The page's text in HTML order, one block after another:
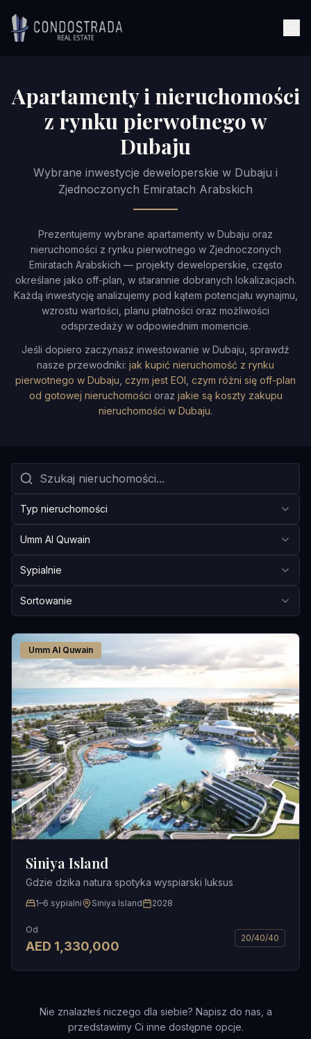
Apartamenty i nieruchomości
z rynku pierwotnego w
Dubaju
Wybrane inwestycje deweloperskie w Dubaju i
Zjednoczonych Emiratach Arabskich
Prezentujemy wybrane apartamenty w Dubaju oraz
nieruchomości z rynku pierwotnego w Zjednoczonych
Emiratach Arabskich — projekty deweloperskie, często
określane jako off-plan, w starannie dobranych lokalizacjach.
Każdą inwestycję analizujemy pod kątem potencjału wynajmu,
wzrostu wartości, planu płatności oraz możliwości
odsprzedaży w odpowiednim momencie.
Jeśli dopiero zaczynasz inwestowanie w Dubaju, sprawdź
nasze przewodniki: jak kupić nieruchomość z rynku
pierwotnego w Dubaju czym jest EOI czym różni się off-plan
od gotowej nieruchomości oraz jakie są koszty zakupu
nieruchomości w Dubaju.
Typ nieruchomości
Umm Al Quwain
Sypialnie
Sortowanie
Umm Al Quwain
Siniya Island
Gdzie dzika natura spotyka wyspiarski luksus
1–6 sypialni Siniya Island 2028
Od
AED 1,330,000
20/40/40
Nie znalazłeś niczego dla siebie? Napisz do nas, a
przedstawimy Ci inne dostępne opcje.